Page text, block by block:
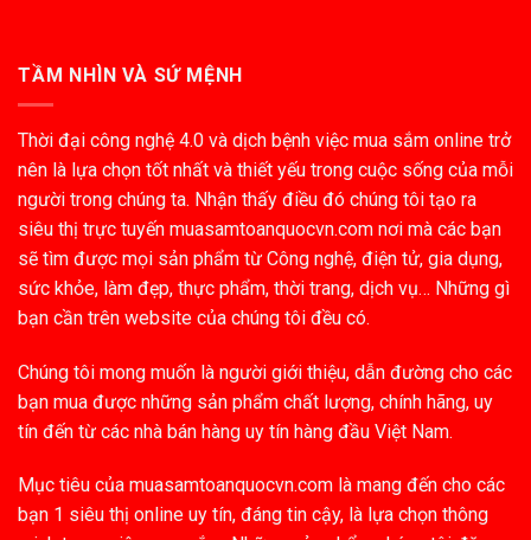
TẦM NHÌN VÀ SỨ MỆNH
Thời đại công nghệ 4.0 và dịch bệnh việc mua sắm online trở
nên là lựa chọn tốt nhất và thiết yếu trong cuộc sống của mỗi
người trong chúng ta. Nhận thấy điều đó chúng tôi tạo ra
siêu thị trực tuyến muasamtoanquocvn.com nơi mà các bạn
sẽ tìm được mọi sản phẩm từ Công nghệ, điện tử, gia dụng,
sức khỏe, làm đẹp, thực phẩm, thời trang, dịch vụ… Những gì
bạn cần trên website của chúng tôi đều có.
Chúng tôi mong muốn là người giới thiệu, dẫn đường cho các
bạn mua được những sản phẩm chất lượng, chính hãng, uy
tín đến từ các nhà bán hàng uy tín hàng đầu Việt Nam.
Mục tiêu của muasamtoanquocvn.com là mang đến cho các
bạn 1 siêu thị online uy tín, đáng tin cậy, là lựa chọn thông